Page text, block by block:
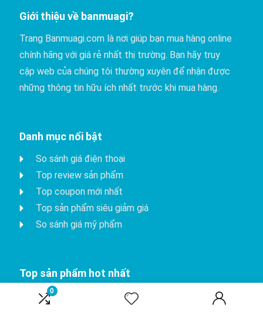
0
Giới thiệu về banmuagi?
Trang Banmuagi.com là nơi giúp bạn mua hàng online
chính hãng với giá rẻ nhất thị trường. Bạn hãy truy
cập web của chúng tôi thường xuyên để nhận được
những thông tin hữu ích nhất trước khi mua hàng.
Danh mục nổi bật
So sánh giá điện thoại
Top review sản phẩm
Top coupon mới nhất
Top sản phẩm siêu giảm giá
So sánh giá mỹ phẩm
Top sản phẩm hot nhất
iPhone 15 Pro